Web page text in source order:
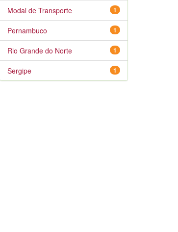
1
Modal de Transporte
1
Pernambuco
1
Rio Grande do Norte
1
Sergipe